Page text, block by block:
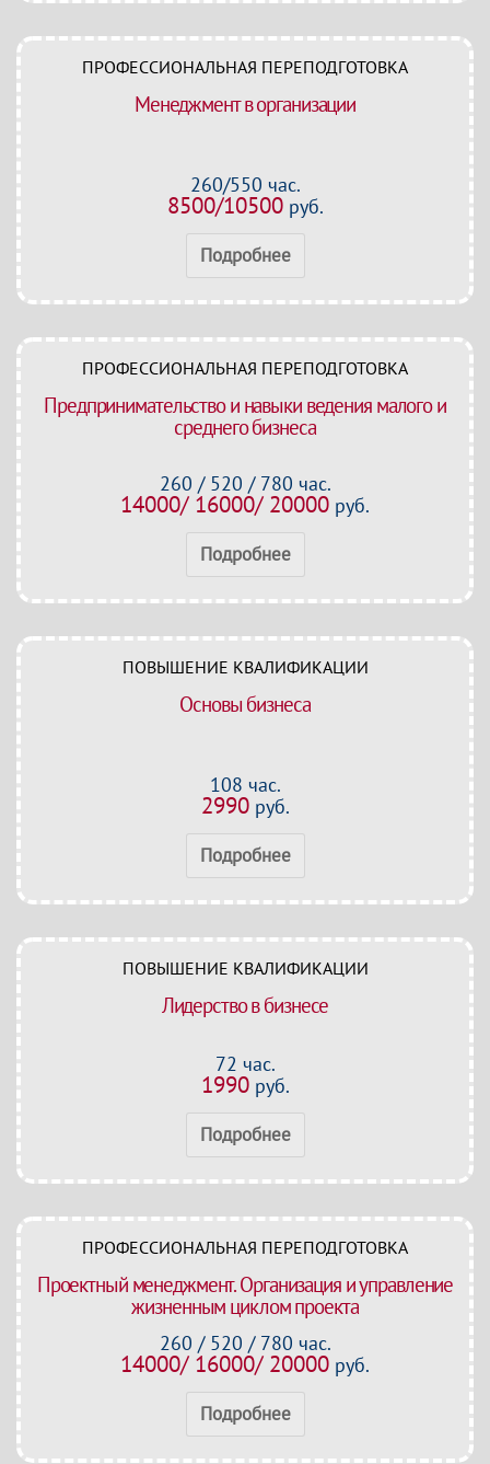
ПРОФЕССИОНАЛЬНАЯ ПЕРЕПОДГОТОВКА
Менеджмент в организации
260/550 час.
8500/10500руб.
Подробнее
ПРОФЕССИОНАЛЬНАЯ ПЕРЕПОДГОТОВКА
Предпринимательство и навыки ведения малого и
среднего бизнеса
260 / 520 / 780 час.
14000/ 16000/ 20000 руб.
Подробнее
ПОВЫШЕНИЕ КВАЛИФИКАЦИИ
Основы бизнеса
108 час.
2990руб.
Подробнее
ПОВЫШЕНИЕ КВАЛИФИКАЦИИ
Лидерство в бизнесе
72 час.
1990руб.
Подробнее
ПРОФЕССИОНАЛЬНАЯ ПЕРЕПОДГОТОВКА
Проектный менеджмент. Организация и управление
жизненным циклом проекта
260 / 520 / 780 час.
14000/ 16000/ 20000 руб.
Подробнее